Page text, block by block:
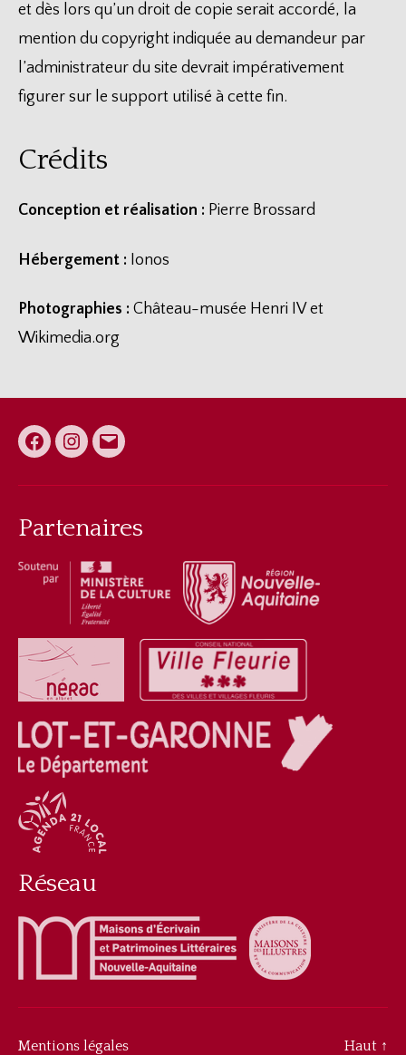
et dès lors qu’un droit de copie serait accordé, la
mention du copyright indiquée au demandeur par
l’administrateur du site devrait impérativement
figurer sur le support utilisé à cette fin.
Crédits
Conception et réalisation : Pierre Brossard
Hébergement : Ionos
Photographies : Château-musée Henri IV et
Wikimedia.org
FacebookInstagram
E-
Partenaires
Réseau
Mentions légales Haut ↑